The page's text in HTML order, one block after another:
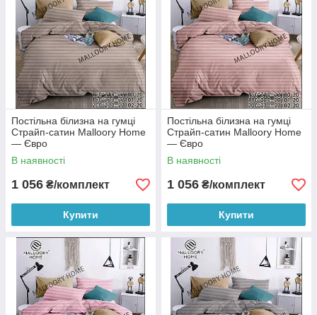
Постільна білизна на гумці
Страйп-сатин Malloory Home
— Євро
В наявності
1 056 ₴/комплект
Купити
Постільна білизна на гумці
Страйп-сатин Malloory Home
— Євро
В наявності
1 056 ₴/комплект
Купити